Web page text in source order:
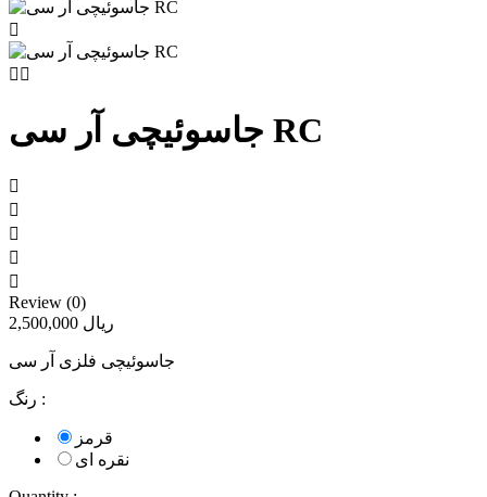

 
جاسوئیچی آر سی RC





Review (0)
2,500,000 ریال
جاسوئیچی فلزی آر سی
رنگ :
قرمز
نقره ای